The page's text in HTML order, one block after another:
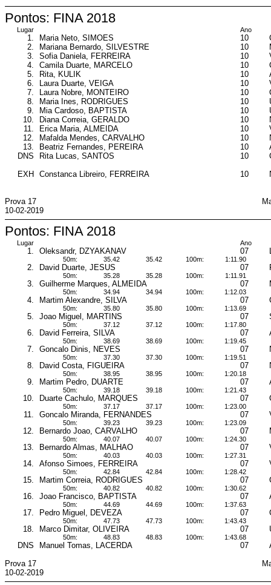
Pontos: FINA 2018
Lugar Ano
1. Maria Neto, SIMOES 10
2.
Mariana Bernardo, SILVESTRE 10
3.
Sofia Daniela, FERREIRA 10
4.
Camila Duarte, MARCELO 10
5.
Rita, KULIK 10
6.
Laura Duarte, VEIGA 10
7.
Laura Nobre, MONTEIRO 10
8.
Maria Ines, RODRIGUES 10
9.
Mia Cardoso, BAPTISTA 10
10.
Diana Correia, GERALDO 10
11.
Erica Maria, ALMEIDA 10
12.
Mafalda Mendes, CARVALHO 10
13.
Beatriz Fernandes, PEREIRA 10
DNS
Rita Lucas, SANTOS 10
EXH
Constanca Libreiro, FERREIRA 10
Prova 17
10-02-2019
Pontos: FINA 2018
Lugar Ano
1. Oleksandr, DZYAKANAV 07
50m: 35.42 35.42 100m: 1:11.90
2. David Duarte, JESUS 07
50m: 35.28 35.28 100m: 1:11.91
3. Guilherme Marques, ALMEIDA 07
50m: 34.94 34.94 100m: 1:12.03
4. Martim Alexandre, SILVA 07
50m: 35.80 35.80 100m: 1:13.69
5. Joao Miguel, MARTINS 07
50m: 37.12 37.12 100m: 1:17.80
6. David Ferreira, SILVA 07
50m: 38.69 38.69 100m: 1:19.45
7. Goncalo Dinis, NEVES 07
50m: 37.30 37.30 100m: 1:19.51
8. David Costa, FIGUEIRA 07
50m: 38.95 38.95 100m: 1:20.18
9. Martim Pedro, DUARTE 07
50m: 39.18 39.18 100m: 1:21.43
10. Duarte Cachulo, MARQUES 07
50m: 37.17 37.17 100m: 1:23.00
11. Goncalo Miranda, FERNANDES 07
50m: 39.23 39.23 100m: 1:23.09
12. Bernardo Joao, CARVALHO 07
50m: 40.07 40.07 100m: 1:24.30
13. Bernardo Almas, MALHAO 07
50m: 40.03 40.03 100m: 1:27.31
14. Afonso Simoes, FERREIRA 07
50m: 42.84 42.84 100m: 1:28.42
15. Martim Correia, RODRIGUES 07
50m: 40.82 40.82 100m: 1:30.62
16. Joao Francisco, BAPTISTA 07
50m: 44.69 44.69 100m: 1:37.63
17. Pedro Miguel, DEVEZA 07
50m: 47.73 47.73 100m: 1:43.43
18. Marco Dimitar, OLIVEIRA 07
50m: 48.83 48.83 100m: 1:43.68
DNS Manuel Tomas, LACERDA 07
Prova 17
10-02-2019